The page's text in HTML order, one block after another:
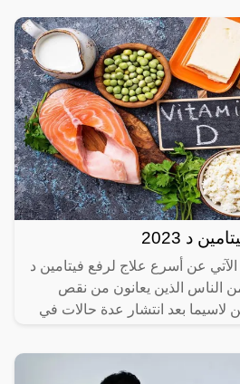
د 2023
عن أسرع علاج لرفع فيتامين د
من الناس الذين يعانون من نقص
لاسيما بعد انتشار عدة حالات في